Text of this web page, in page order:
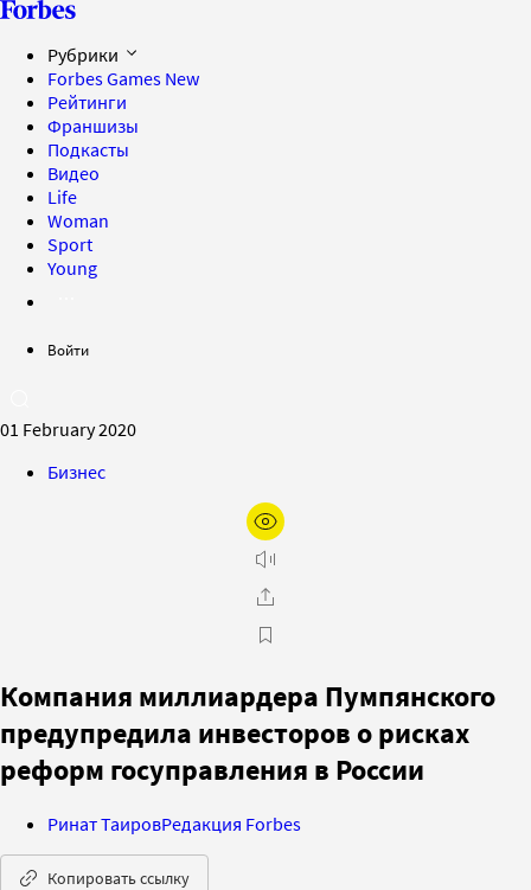
Рубрики
Forbes Games New
Рейтинги
Франшизы
Подкасты
Видео
Life
Woman
Sport
Young
Войти
01 February 2020
Бизнес
Компания миллиардера Пумпянского
предупредила инвесторов о рисках
реформ госуправления в России
Ринат ТаировРедакция Forbes
Копировать ссылку